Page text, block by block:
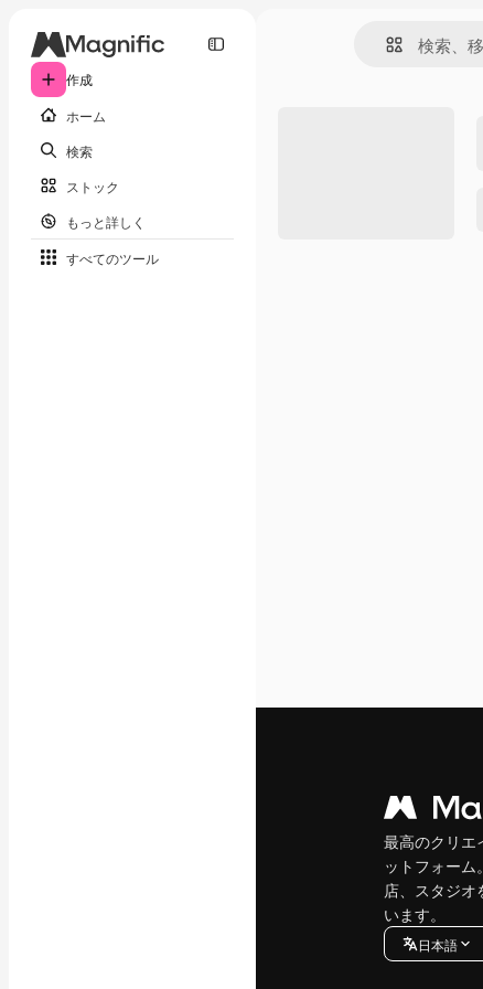
作成
ホーム
検索
ストック
もっと詳しく
すべてのツール
最高のクリエ
ットフォー
店、スタジオ
います。
日本語